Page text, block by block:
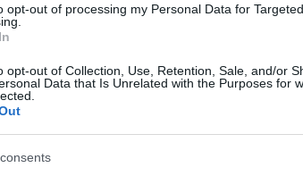
opt-out of processing my Personal Data for Targeted
opt-out of Collection, Use, Retention, Sale, and/or
Data that Is Unrelated with the Purposes for
, i tempi di autorizzazione per
da 121 a 105 giorni, e anche
da 117 a 92 giorni. Tuttavia,
notevolmente a livello territoriale. Il